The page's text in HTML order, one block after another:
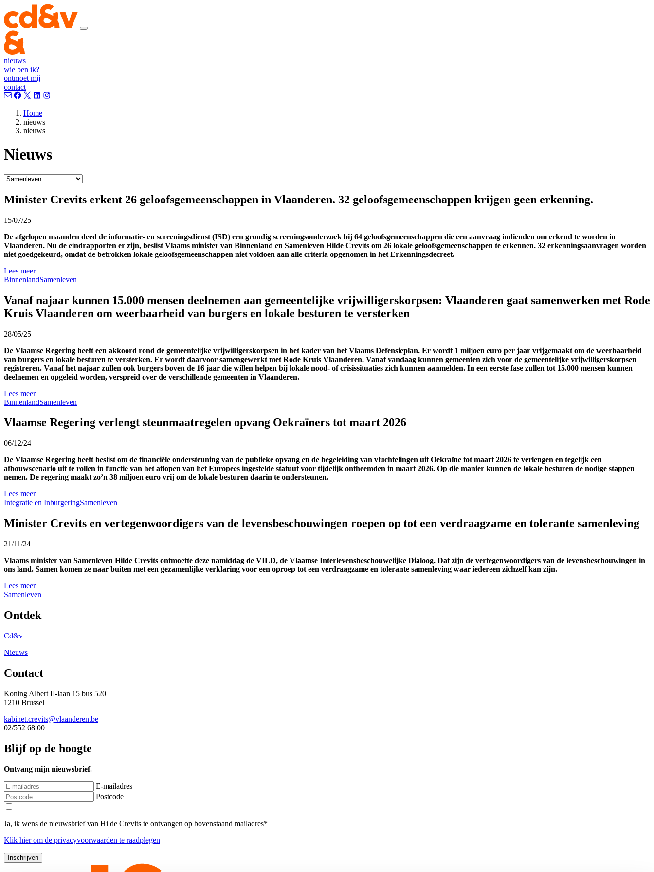
nieuws
wie ben ik?
ontmoet mij
contact
Home
nieuws
nieuws
Nieuws
Minister Crevits erkent 26 geloofsgemeenschappen in Vlaanderen. 32 geloofsgemeenschappen krijgen geen erkenning.
15/07/25
De afgelopen maanden deed de informatie- en screeningsdienst (ISD) een grondig screeningsonderzoek bij 64 geloofsgemeenschappen die een aanvraag indienden om erkend te worden in
Vlaanderen. Nu de eindrapporten er zijn, beslist Vlaams minister van Binnenland en Samenleven Hilde Crevits om 26 lokale geloofsgemeenschappen te erkennen. 32 erkenningsaanvragen worden
niet goedgekeurd, omdat de betrokken lokale geloofsgemeenschappen niet voldoen aan alle criteria opgenomen in het Erkenningsdecreet.
Lees meer
BinnenlandSamenleven
Vanaf najaar kunnen 15.000 mensen deelnemen aan gemeentelijke vrijwilligerskorpsen: Vlaanderen gaat samenwerken met Rode
Kruis Vlaanderen om weerbaarheid van burgers en lokale besturen te versterken
28/05/25
De Vlaamse Regering heeft een akkoord rond de gemeentelijke vrijwilligerskorpsen in het kader van het Vlaams Defensieplan. Er wordt 1 miljoen euro per jaar vrijgemaakt om de weerbaarheid
van burgers en lokale besturen te versterken. Er wordt daarvoor samengewerkt met Rode Kruis Vlaanderen. Vanaf vandaag kunnen gemeenten zich voor de gemeentelijke vrijwilligerskorpsen
registreren. Vanaf het najaar zullen ook burgers boven de 16 jaar die willen helpen bij lokale nood- of crisissituaties zich kunnen aanmelden. In een eerste fase zullen tot 15.000 mensen kunnen
deelnemen en opgeleid worden, verspreid over de verschillende gemeenten in Vlaanderen.
Lees meer
BinnenlandSamenleven
Vlaamse Regering verlengt steunmaatregelen opvang Oekraïners tot maart 2026
06/12/24
De Vlaamse Regering heeft beslist om de financiële ondersteuning van de publieke opvang en de begeleiding van vluchtelingen uit Oekraïne tot maart 2026 te verlengen en tegelijk een
afbouwscenario uit te rollen in functie van het aflopen van het Europees ingestelde statuut voor tijdelijk ontheemden in maart 2026. Op die manier kunnen de lokale besturen de nodige stappen
nemen. De regering maakt zo’n 38 miljoen euro vrij om de lokale besturen daarin te ondersteunen.
Lees meer
Integratie en InburgeringSamenleven
Minister Crevits en vertegenwoordigers van de levensbeschouwingen roepen op tot een verdraagzame en tolerante samenleving
21/11/24
Vlaams minister van Samenleven Hilde Crevits ontmoette deze namiddag de VILD, de Vlaamse Interlevensbeschouwelijke Dialoog. Dat zijn de vertegenwoordigers van de levensbeschouwingen in
ons land. Samen komen ze naar buiten met een gezamenlijke verklaring voor een oproep tot een verdraagzame en tolerante samenleving waar iedereen zichzelf kan zijn.
Lees meer
Samenleven
Ontdek
Cd&v
Nieuws
Contact
Koning Albert II-laan 15 bus 520
1210 Brussel
kabinet.crevits@vlaanderen.be
02/552 68 00
Blijf op de hoogte
Ontvang mijn nieuwsbrief.
E-mailadres
Postcode
Ja, ik wens de nieuwsbrief van Hilde Crevits te ontvangen op bovenstaand mailadres*
Klik hierom de privacyvoorwaarden te raadplegen